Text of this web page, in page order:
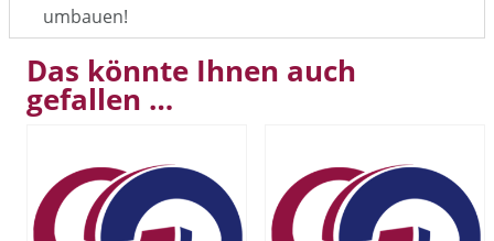
umbauen!
Das könnte Ihnen auch
gefallen …